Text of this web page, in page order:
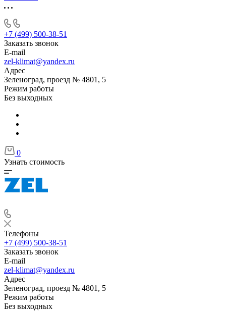
+7 (499) 500-38-51
Заказать звонок
E-mail
zel-klimat@yandex.ru
Адрес
Зеленоград, проезд № 4801, 5
Режим работы
Без выходных
0
Узнать стоимость
Телефоны
+7 (499) 500-38-51
Заказать звонок
E-mail
zel-klimat@yandex.ru
Адрес
Зеленоград, проезд № 4801, 5
Режим работы
Без выходных